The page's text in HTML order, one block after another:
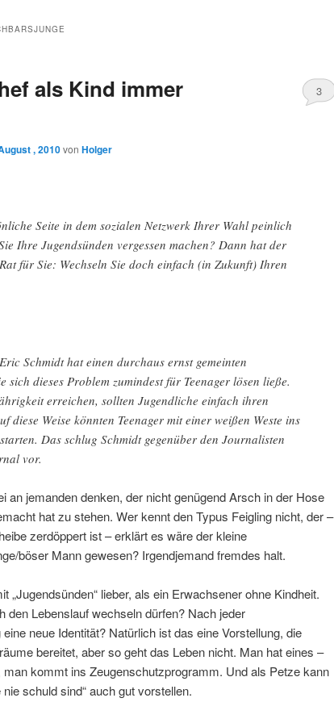
als Kind immer
, 2010von Holger
3
Seite in dem sozialen Netzwerk Ihrer Wahl peinlich
Ihre Jugendsünden vergessen machen? Dann hat der
für Sie: Wechseln Sie doch einfach (in Zukunft) Ihren
Schmidt hat einen durchaus ernst gemeinten
sich dieses Problem zumindest für Teenager lösen ließe.
erreichen, sollten Jugendliche einfach ihren
diese Weise könnten Teenager mit einer weißen Weste ins
Das schlug Schmidt gegenüber den Journalisten
vor.
an jemanden denken, der nicht genügend Arsch in der Hose
hat zu stehen. Wer kennt den Typus Feigling nicht, der –
zerdöppert ist – erklärt es wäre der kleine
böser Mann gewesen? Irgendjemand fremdes halt.
„Jugendsünden“ lieber, als ein Erwachsener ohne Kindheit.
den Lebenslauf wechseln dürfen? Nach jeder
neue Identität? Natürlich ist das eine Vorstellung, die
bereitet, aber so geht das Leben nicht. Man hat eines –
kommt ins Zeugenschutzprogramm. Und als Petze kann
schuld sind“ auch gut vorstellen.